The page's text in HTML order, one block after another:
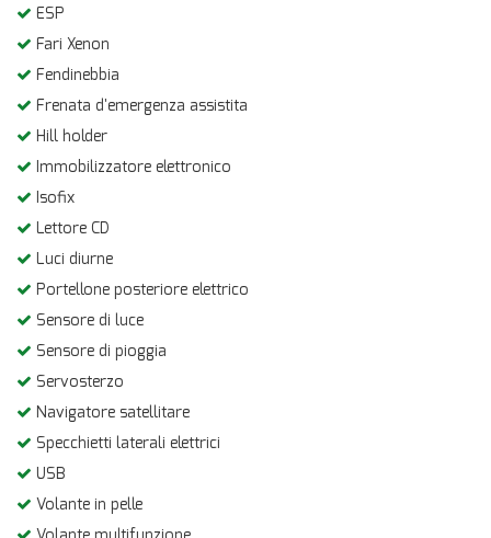
ESP
Fari Xenon
Fendinebbia
Frenata d'emergenza assistita
Hill holder
Immobilizzatore elettronico
Isofix
Lettore CD
Luci diurne
Portellone posteriore elettrico
Sensore di luce
Sensore di pioggia
Servosterzo
Navigatore satellitare
Specchietti laterali elettrici
USB
Volante in pelle